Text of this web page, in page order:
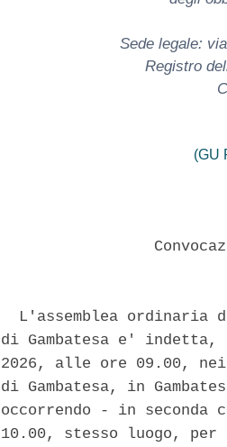
Sede legale:
Registro
(GU
L'assemblea ordinaria
di Gambatesa e'
2026, alle ore 09.00,
di Gambatesa, in
occorrendo - in
10.00, stesso luogo,